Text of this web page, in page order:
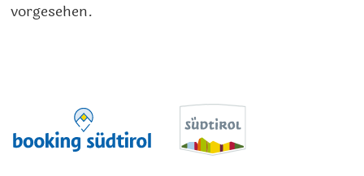
vorgesehen.